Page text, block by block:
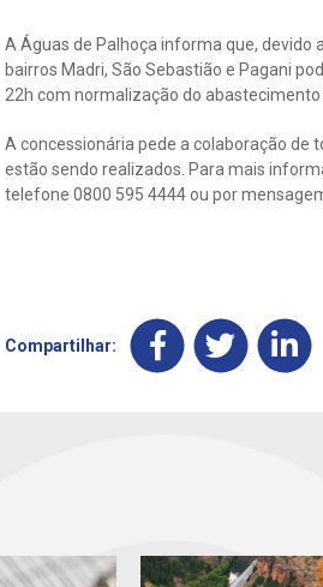
A Águas de Palhoça informa que, devido
bairros Madri, São Sebastião e Pagani
22h com normalização do abastecimento
A concessionária pede a colaboração de
estão sendo realizados. Para mais
telefone 0800 595 4444 ou por
Compartilhar: